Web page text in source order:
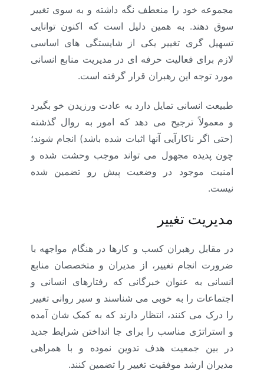
مجموعه خود را منعطف نگه داشته و به سوی تغییر
سوق دهند. به همین دلیل است که اکنون توانایی
تسهیل گری تغییر یکی از شایستگی های اساسی
لازم برای فعالیت حرفه ای در مدیریت منابع انسانی
مورد توجه این رهبران قرار گرفته است.
طبیعت انسانی تمایل دارد به عادت ورزیدن خو بگیرد
و معمولاً ترجیح می دهد که امور به روال گذشته
(حتی اگر ناکارآیی آنها اثبات شده باشد) انجام شوند؛
چون پدیده مجهول می تواند موجب وحشت شده و
امنیت موجود در وضعیت پیش رو تضمین شده
نیست.
مدیریت تغییر
در مقابل رهبران کسب و کارها در هنگام مواجهه با
ضرورت انجام تغییر، از مدیران و متخصصان منابع
انسانی به عنوان خبرگانی که رفتارهای انسانی و
اجتماعات را به خوبی می شناسند و سیر روانی تغییر
را درک می کنند، انتظار دارند که به کمک شان آمده
و استراتژی مناسب را برای جا انداختن شرایط جدید
در بین جمعیت هدف تدوین نموده و با همراهی
مدیران ارشد موفقیت تغییر را تضمین کنند.